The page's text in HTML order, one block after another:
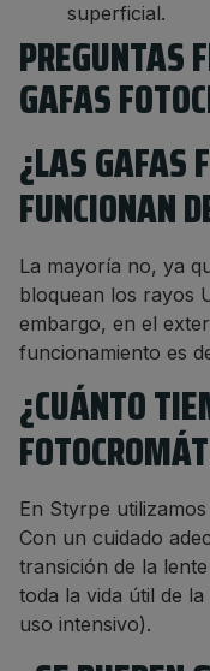
superficial.
PREGUNTAS
GAFAS
¿LAS GAFAS
FUNCIONAN
La mayoría no, ya
bloquean los rayos
embargo, en el
funcionamiento es
¿CUÁNTO
En Styrpe
Con un cuidado
transición de la
toda la vida útil de
uso intensivo).